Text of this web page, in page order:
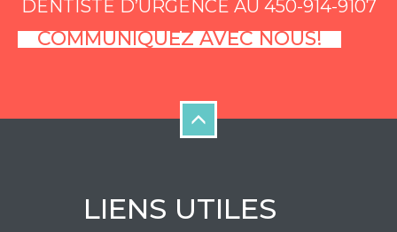
DENTISTE D’URGENCE AU 450-914-9107
COMMUNIQUEZ AVEC NOUS!
LIENS UTILES